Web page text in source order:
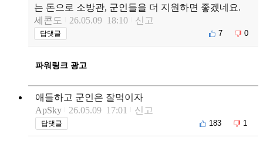
는 돈으로 소방관, 군인들을 더 지원하면 좋겠네요.
세콘도
26.05.09 18:10 신고
답댓글 7 0
파워링크 광고
애들하고 군인은 잘먹이자
ApSky
26.05.09 17:01 신고
답댓글 183 1